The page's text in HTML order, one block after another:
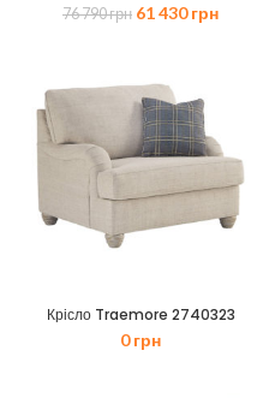
76 790грн Оригінальна
61 430грнПоточна
Крісло Traemore 2740323
0грн